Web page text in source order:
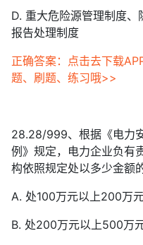
D. 重大危险源管理制度
报告处理制度
正确答案：点击去下载
题、刷题、练习哦>>
28.28/999、根据《电力
例》规定，电力企业负有
构依照规定处以多少金额
A. 处100万元以上200万元
B. 处200万元以上500万